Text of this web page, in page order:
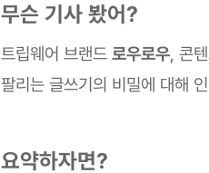
무슨 기사 봤어?
트립웨어 브랜드 로우로우, 콘
팔리는 글쓰기의 비밀에 대해
요약하자면?